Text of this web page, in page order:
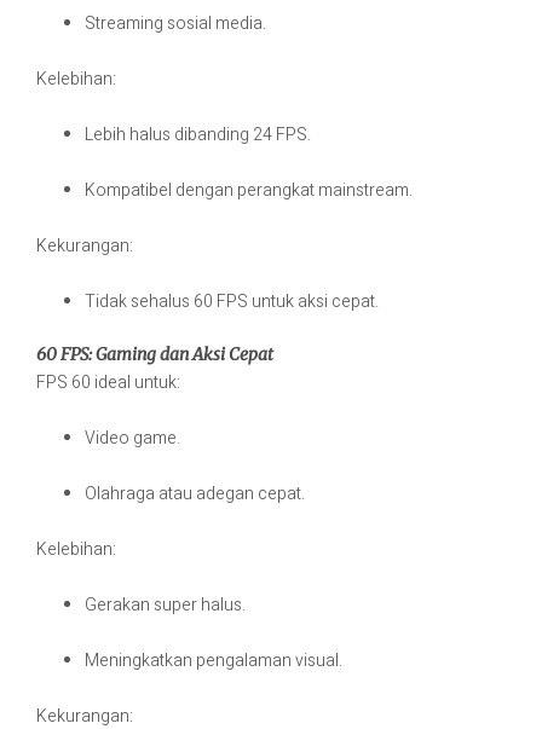
Streaming sosial media.
Kelebihan:
Lebih halus dibanding 24 FPS.
Kompatibel dengan perangkat mainstream.
Kekurangan:
Tidak sehalus 60 FPS untuk aksi cepat.
60 FPS: Gaming dan Aksi Cepat
FPS 60 ideal untuk:
Video game.
Olahraga atau adegan cepat.
Kelebihan:
Gerakan super halus.
Meningkatkan pengalaman visual.
Kekurangan: